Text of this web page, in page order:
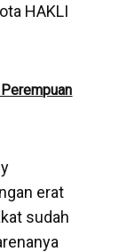
HAKLI
erat
sudah